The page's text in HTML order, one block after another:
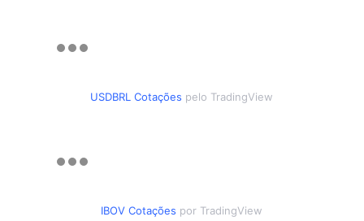
USDBRL Cotações pelo TradingView
IBOV Cotações por TradingView